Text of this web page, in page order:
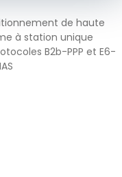
de haute
à station unique
B2b-PPP et E6-